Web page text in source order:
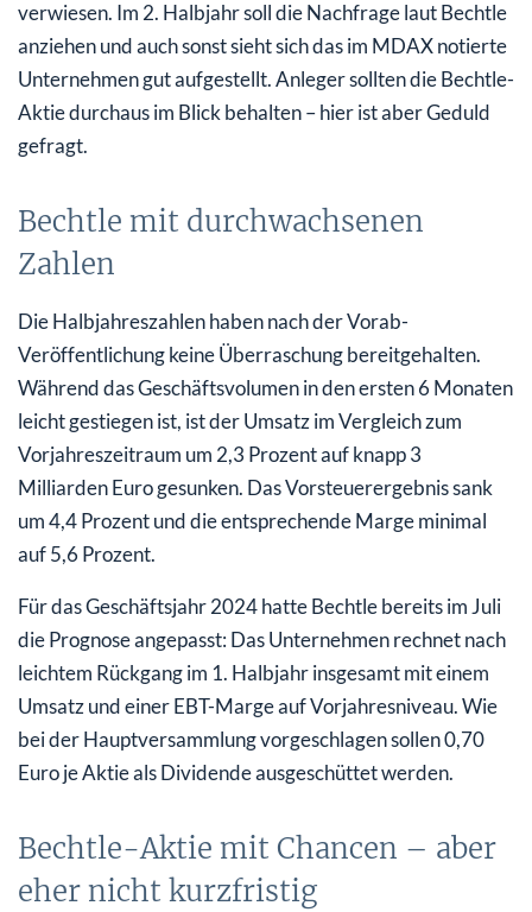
verwiesen. Im 2. Halbjahr soll die Nachfrage laut Bechtle
anziehen und auch sonst sieht sich das im MDAX notierte
Unternehmen gut aufgestellt. Anleger sollten die Bechtle-
Aktie durchaus im Blick behalten – hier ist aber Geduld
gefragt.
Bechtle mit durchwachsenen
Zahlen
Die Halbjahreszahlen haben nach der Vorab-
Veröffentlichung keine Überraschung bereitgehalten.
Während das Geschäftsvolumen in den ersten 6 Monaten
leicht gestiegen ist, ist der Umsatz im Vergleich zum
Vorjahreszeitraum um 2,3 Prozent auf knapp 3
Milliarden Euro gesunken. Das Vorsteuerergebnis sank
um 4,4 Prozent und die entsprechende Marge minimal
auf 5,6 Prozent.
Für das Geschäftsjahr 2024 hatte Bechtle bereits im Juli
die Prognose angepasst: Das Unternehmen rechnet nach
leichtem Rückgang im 1. Halbjahr insgesamt mit einem
Umsatz und einer EBT-Marge auf Vorjahresniveau. Wie
bei der Hauptversammlung vorgeschlagen sollen 0,70
Euro je Aktie als Dividende ausgeschüttet werden.
Bechtle-Aktie mit Chancen – aber
eher nicht kurzfristig